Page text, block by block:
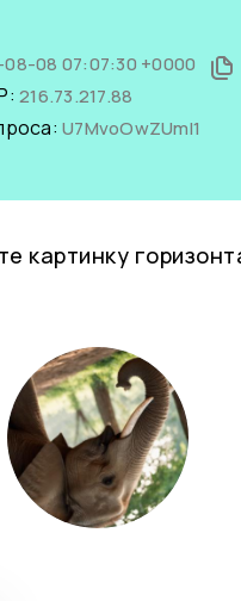
08 07:07:30 +0000
216.73.217.88
U7MvoOwZUmI1
картинку